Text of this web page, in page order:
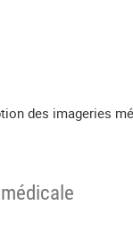
des imageries